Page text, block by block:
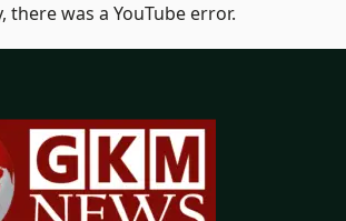
there was a YouTube error.